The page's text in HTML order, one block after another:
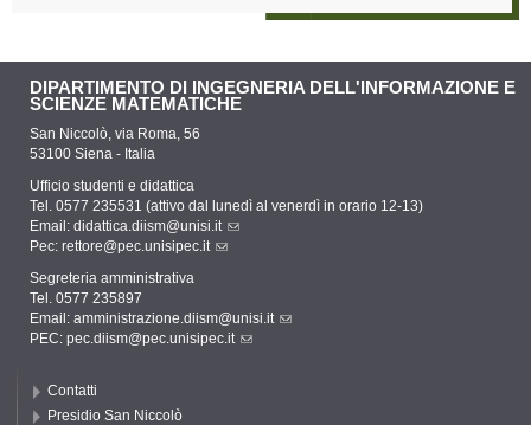
DIPARTIMENTO DI INGEGNERIA DELL'INFORMAZIONE E
SCIENZE MATEMATICHE
San Niccolò, via Roma, 56
53100 Siena - Italia
Ufficio studenti e didattica
Tel. 0577 235531 (attivo dal lunedì al venerdì in orario 12-13)
Email: didattica.diism@unisi.it
Pec: rettore@pec.unisipec.it
Segreteria amministrativa
Tel. 0577 235897
Email: amministrazione.diism@unisi.it
PEC: pec.diism@pec.unisipec.it
Contatti
Presidio San Niccolò